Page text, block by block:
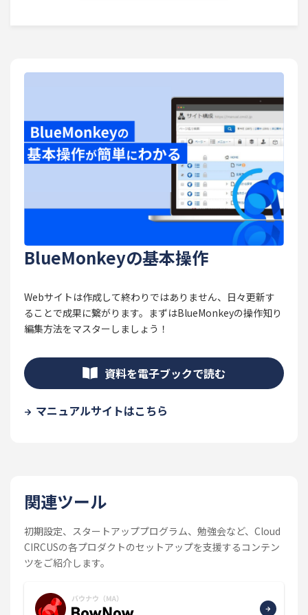
BlueMonkeyの基本操作
Webサイトは作成して終わりではありません、日々更新す
ることで成果に繋がります。まずはBlueMonkeyの操作知り
編集方法をマスターしましょう！
資料を電子ブックで読む
マニュアルサイトはこちら
関連ツール
初期設定、スタートアッププログラム、勉強会など、Cloud
CIRCUSの各プロダクトのセットアップを支援するコンテン
ツをご紹介します。